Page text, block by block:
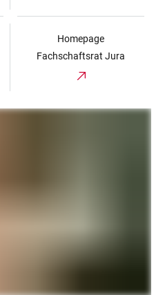
Homepage
Fachschaftsrat Jura